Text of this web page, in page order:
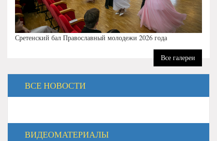
Сретенский бал Православный молодежи 2026 года
Все галереи
ВСЕ НОВОСТИ
ВИДЕОМАТЕРИАЛЫ